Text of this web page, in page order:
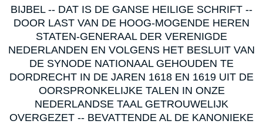
BIJBEL -- DAT IS DE GANSE HEILIGE SCHRIFT --
DOOR LAST VAN DE HOOG-MOGENDE HEREN
STATEN-GENERAAL DER VERENIGDE
NEDERLANDEN EN VOLGENS HET BESLUIT VAN
DE SYNODE NATIONAAL GEHOUDEN TE
DORDRECHT IN DE JAREN 1618 EN 1619 UIT DE
OORSPRONKELIJKE TALEN IN ONZE
NEDERLANDSE TAAL GETROUWELIJK
OVERGEZET -- BEVATTENDE AL DE KANONIEKE